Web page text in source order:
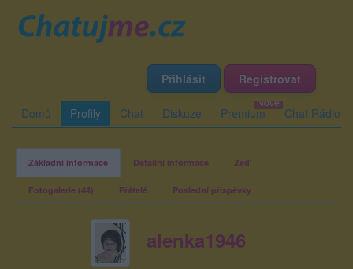
Přihlásit Registrovat
Domů Profily Chat Diskuze Premium Chat Rádio
Základní informace Detailní informace Zeď
Fotogalerie (44) Přátelé Poslední příspěvky
alenka1946